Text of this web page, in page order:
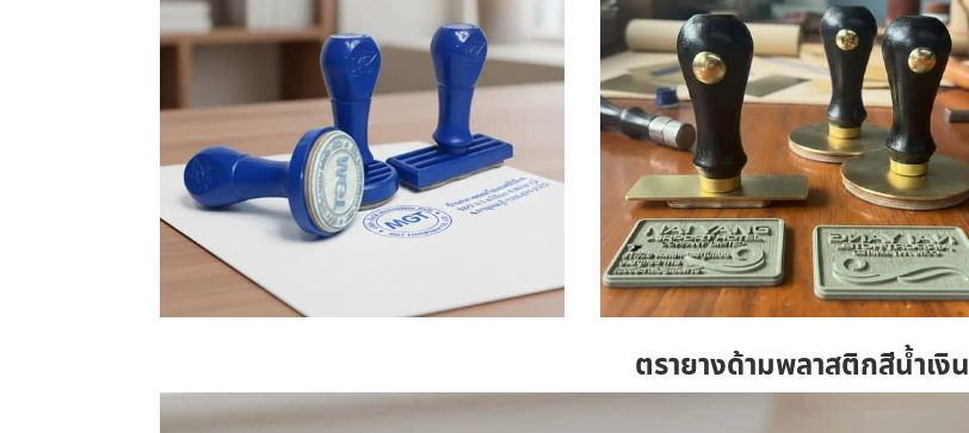
ตรายางด้ามพลาสติกสีน้ำเงิน